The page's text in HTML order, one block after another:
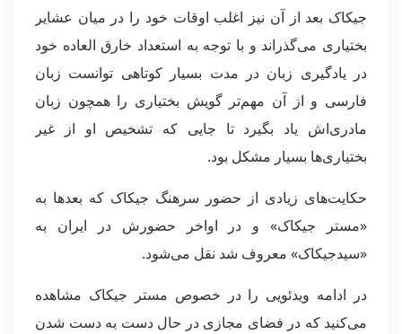
جیکاک بعد از آن نیز اغلب اوقات خود را در میان عشایر
بختیاری می‌گذراند و با توجه به استعداد خارق العاده خود
در یادگیری زبان در مدت بسیار کوتاهی توانست زبان
فارسی و از آن مهم‌تر گویش بختیاری را همچون زبان
مادری‌اش یاد بگیرد تا جایی که تشخیص او از غیر
بختیاری‌ها بسیار مشکل بود.
حکایت‌های زیادی از حضور سرهنگ جیکاک که بعد‌ها به
«مستر جیکاک» و در اواخر حضورش در ایران به
«سیدجیکاک» معروف شد نقل می‌شود.
در ادامه ویدئویی را در خصوص مستر جیکاک مشاهده
می‌کنید که در فضای مجازی در حال دست به دست شدن